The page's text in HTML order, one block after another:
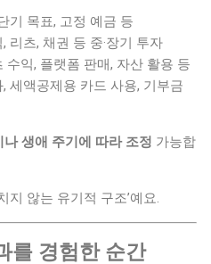
기 목표, 고정 예금 등
, 리츠, 채권 등 중·장기 투자
수익, 플랫폼 판매, 자산 활용 등
세액공제용 카드 사용, 기부금
나 생애 주기에 따라 조정 가능합
지 않는 유기적 구조’예요.
를 경험한 순간